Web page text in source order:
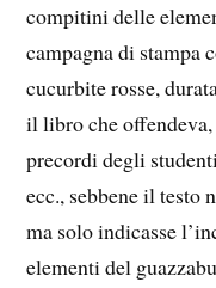
compitini delle
campagna di stampa
cucurbite rosse,
il libro che
precordi degli
ecc., sebbene il testo
ma solo indicasse
elementi del